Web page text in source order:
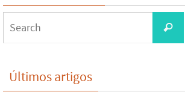
Search
Últimos artigos